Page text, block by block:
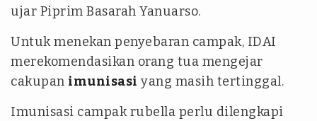
ujar Piprim Basarah Yanuarso.
Untuk menekan penyebaran campak, IDAI
merekomendasikan orang tua mengejar
cakupan imunisasi yang masih tertinggal.
Imunisasi campak rubella perlu dilengkapi